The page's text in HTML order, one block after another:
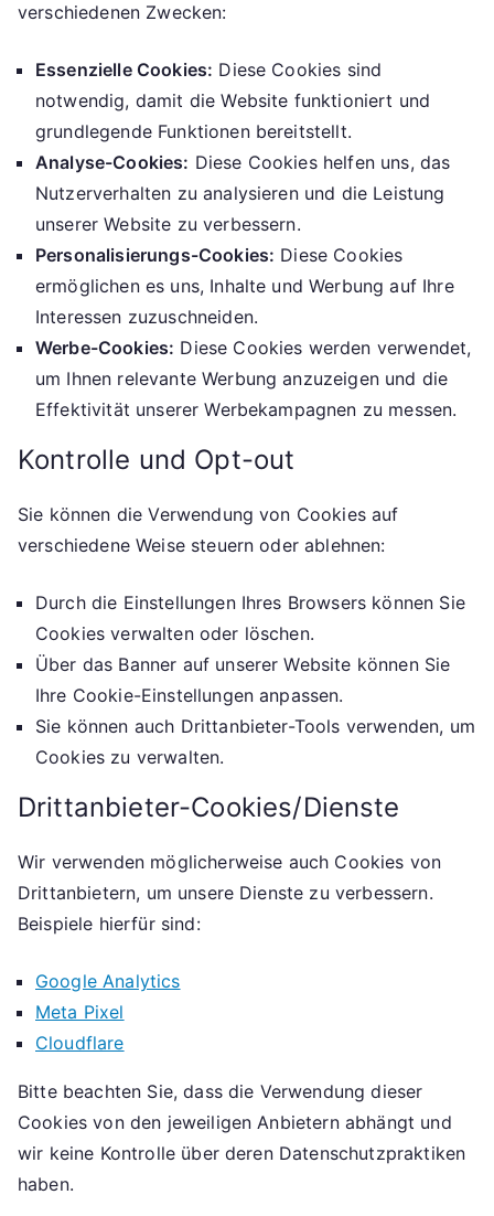
verschiedenen Zwecken:
Essenzielle Cookies: Diese Cookies sind
notwendig, damit die Website funktioniert und
grundlegende Funktionen bereitstellt.
Analyse-Cookies: Diese Cookies helfen uns, das
Nutzerverhalten zu analysieren und die Leistung
unserer Website zu verbessern.
Personalisierungs-Cookies: Diese Cookies
ermöglichen es uns, Inhalte und Werbung auf Ihre
Interessen zuzuschneiden.
Werbe-Cookies: Diese Cookies werden verwendet,
um Ihnen relevante Werbung anzuzeigen und die
Effektivität unserer Werbekampagnen zu messen.
Kontrolle und Opt-out
Sie können die Verwendung von Cookies auf
verschiedene Weise steuern oder ablehnen:
Durch die Einstellungen Ihres Browsers können Sie
Cookies verwalten oder löschen.
Über das Banner auf unserer Website können Sie
Ihre Cookie-Einstellungen anpassen.
Sie können auch Drittanbieter-Tools verwenden, um
Cookies zu verwalten.
Drittanbieter-Cookies/Dienste
Wir verwenden möglicherweise auch Cookies von
Drittanbietern, um unsere Dienste zu verbessern.
Beispiele hierfür sind:
Google Analytics
Meta Pixel
Cloudflare
Bitte beachten Sie, dass die Verwendung dieser
Cookies von den jeweiligen Anbietern abhängt und
wir keine Kontrolle über deren Datenschutzpraktiken
haben.